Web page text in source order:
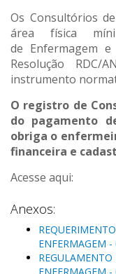
Os Consultórios
área física
de Enfermagem
Resolução
instrumento
O registro de
do pagamento
obriga o
financeira e
Acesse aqui:
Anexos:
ENFERMAGEM